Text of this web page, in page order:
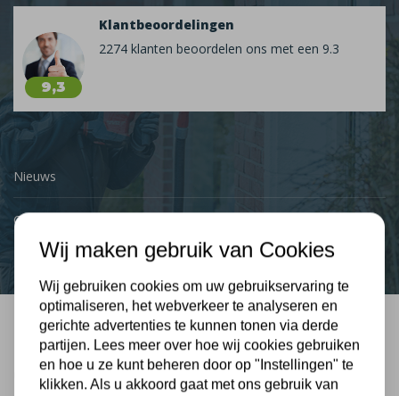
9,3
Klantbeoordelingen
2274 klanten beoordelen ons met een 9.3
Nieuws
Contact
Bel mij terug
Gratis, vrijblijvend advies
Wij maken gebruik van Cookies
Wij gebruiken cookies om uw gebruikservaring te
optimaliseren, het webverkeer te analyseren en
gerichte advertenties te kunnen tonen via derde
partijen. Lees meer over hoe wij cookies gebruiken
en hoe u ze kunt beheren door op "Instellingen" te
klikken. Als u akkoord gaat met ons gebruik van